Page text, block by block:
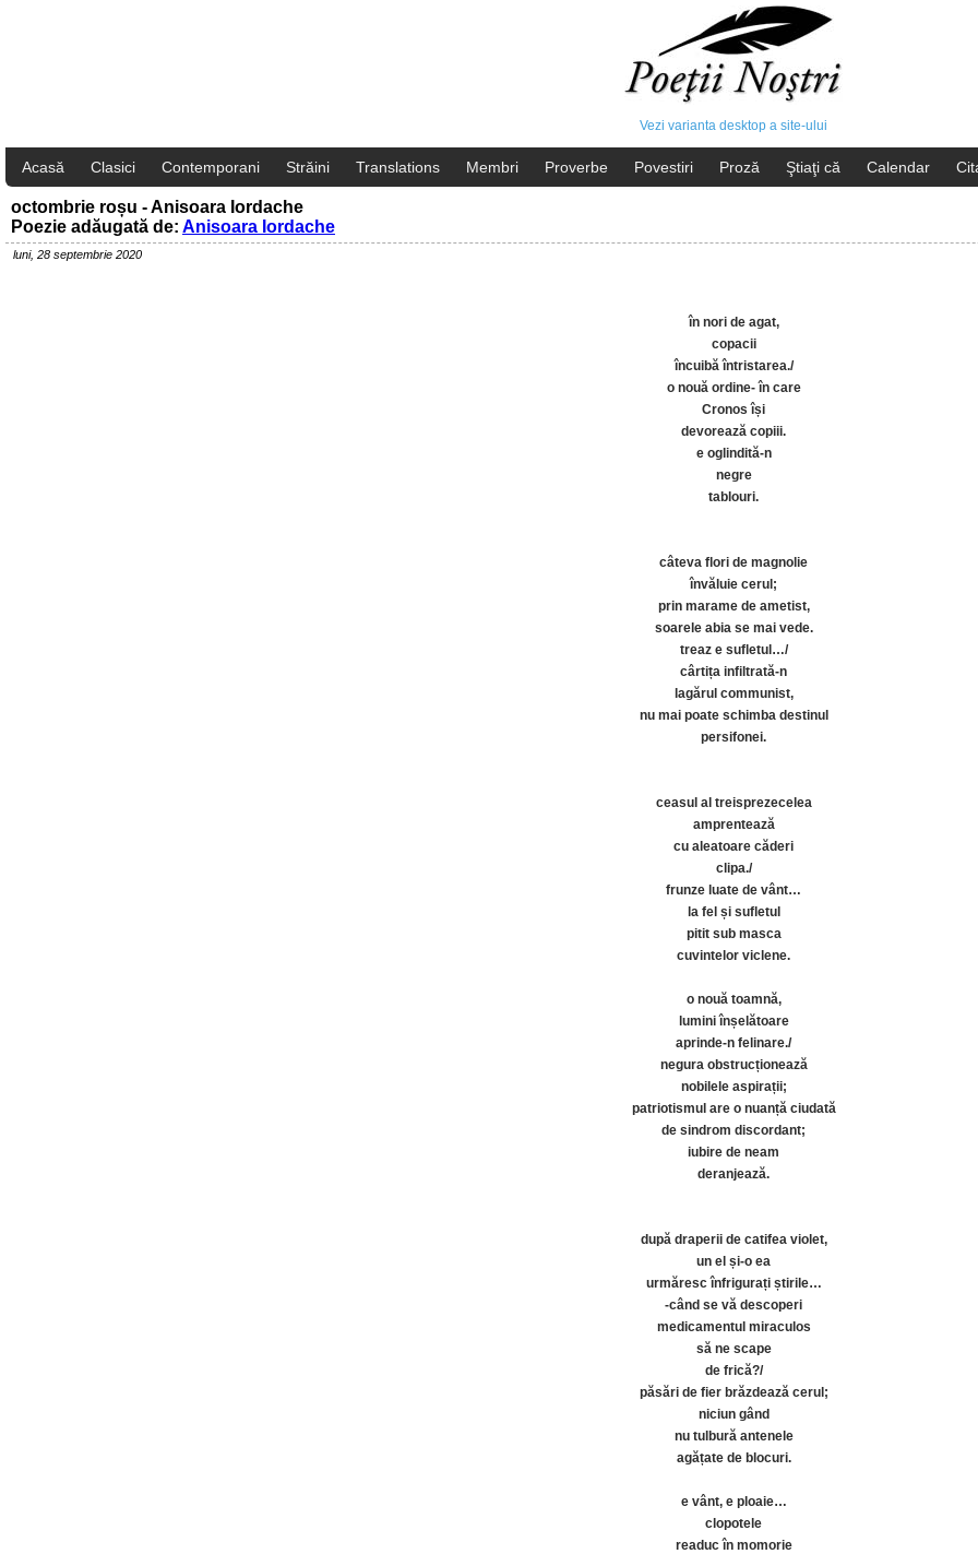
Vezi varianta desktop a site-ului
Acasă Clasici Contemporani Străini Translations Membri Proverbe Povestiri Proză Ştiaţi că Calendar
octombrie roșu - Anisoara Iordache
Poezie adăugată de: Anisoara Iordache
luni, 28 septembrie 2020
în nori de agat,
copacii
încuibă întristarea./
o nouă ordine- în care
Cronos își
devorează copiii.
e oglindită-n
negre
tablouri.
câteva flori de magnolie
învăluie cerul;
prin marame de ametist,
soarele abia se mai vede.
treaz e sufletul…/
cârtița infiltrată-n
lagărul communist,
nu mai poate schimba destinul
persifonei.
ceasul al treisprezecelea
amprentează
cu aleatoare căderi
clipa./
frunze luate de vânt…
la fel și sufletul
pitit sub masca
cuvintelor viclene.
o nouă toamnă,
lumini înșelătoare
aprinde-n felinare./
negura obstrucționează
nobilele aspirații;
patriotismul are o nuanță ciudată
de sindrom discordant;
iubire de neam
deranjează.
după draperii de catifea violet,
un el și-o ea
urmăresc înfrigurați știrile…
-când se vă descoperi
medicamentul miraculos
să ne scape
de frică?/
păsări de fier brăzdează cerul;
niciun gând
nu tulbură antenele
agățate de blocuri.
e vânt, e ploaie…
clopotele
readuc în momorie